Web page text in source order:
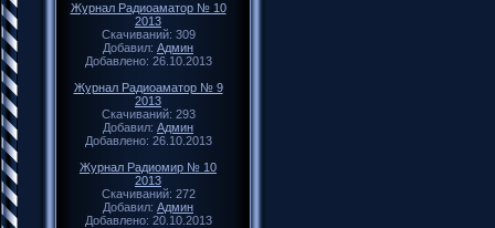
Журнал Радиоаматор № 10
2013
Скачиваний: 309
Добавил: Админ
Добавлено: 26.10.2013
Журнал Радиоаматор № 9
2013
Скачиваний: 293
Добавил: Админ
Добавлено: 26.10.2013
Журнал Радиомир № 10
2013
Скачиваний: 272
Добавил: Админ
Добавлено: 20.10.2013